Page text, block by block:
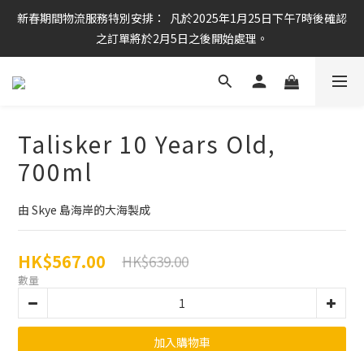
任何酒款買滿6枝或滿$800元即可免運費
新春期間物流服務特別安排：  凡於2025年1月25日下午7時後確認
之訂單將於2月5日之後開始處理。
任何酒款買滿6枝或滿$800元即可免運費
Talisker 10 Years Old,
700ml
由 Skye 島海岸的大海製成
HK$567.00 HK$639.00
數量
加入購物車